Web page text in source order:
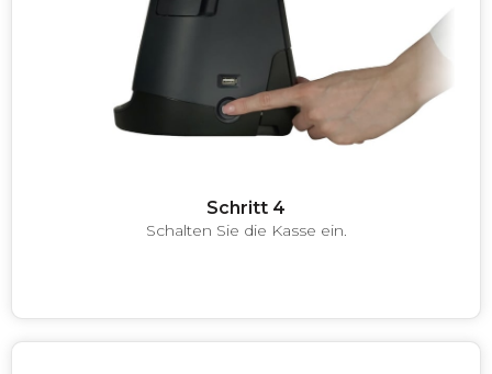
Schritt 4
Schalten Sie die Kasse ein.